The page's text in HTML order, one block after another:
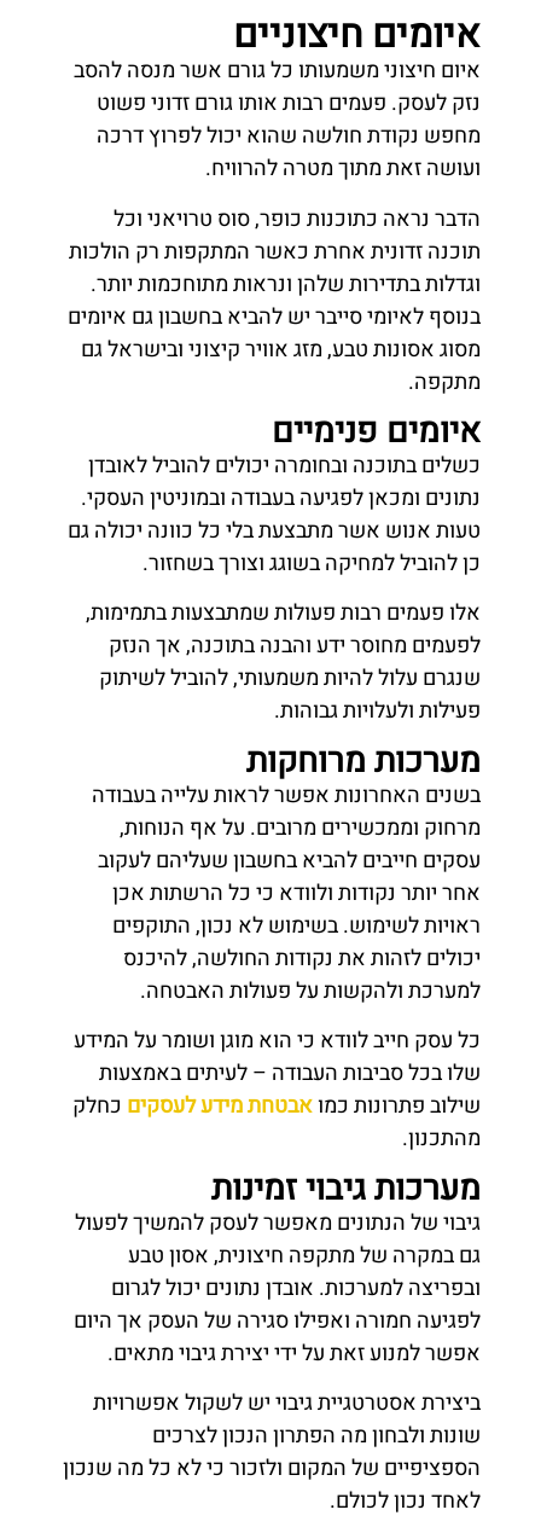
איומים חיצוניים
איום חיצוני משמעותו כל גורם אשר מנסה להסב
נזק לעסק. פעמים רבות אותו גורם זדוני פשוט
מחפש נקודת חולשה שהוא יכול לפרוץ דרכה
ועושה זאת מתוך מטרה להרוויח.
הדבר נראה כתוכנות כופר, סוס טרויאני וכל
תוכנה זדונית אחרת כאשר המתקפות רק הולכות
וגדלות בתדירות שלהן ונראות מתוחכמות יותר.
בנוסף לאיומי סייבר יש להביא בחשבון גם איומים
מסוג אסונות טבע, מזג אוויר קיצוני ובישראל גם
מתקפה.
איומים פנימיים
כשלים בתוכנה ובחומרה יכולים להוביל לאובדן
נתונים ומכאן לפגיעה בעבודה ובמוניטין העסקי.
טעות אנוש אשר מתבצעת בלי כל כוונה יכולה גם
כן להוביל למחיקה בשוגג וצורך בשחזור.
אלו פעמים רבות פעולות שמתבצעות בתמימות,
לפעמים מחוסר ידע והבנה בתוכנה, אך הנזק
שנגרם עלול להיות משמעותי, להוביל לשיתוק
פעילות ולעלויות גבוהות.
מערכות מרוחקות
בשנים האחרונות אפשר לראות עלייה בעבודה
מרחוק וממכשירים מרובים. על אף הנוחות,
עסקים חייבים להביא בחשבון שעליהם לעקוב
אחר יותר נקודות ולוודא כי כל הרשתות אכן
ראויות לשימוש. בשימוש לא נכון, התוקפים
יכולים לזהות את נקודות החולשה, להיכנס
למערכת ולהקשות על פעולות האבטחה.
כל עסק חייב לוודא כי הוא מוגן ושומר על המידע
שלו בכל סביבות העבודה – לעיתים באמצעות
שילוב פתרונות כמואבטחת מידע לעסקים כחלק
מהתכנון.
מערכות גיבוי זמינות
גיבוי של הנתונים מאפשר לעסק להמשיך לפעול
גם במקרה של מתקפה חיצונית, אסון טבע
ובפריצה למערכות. אובדן נתונים יכול לגרום
לפגיעה חמורה ואפילו סגירה של העסק אך היום
אפשר למנוע זאת על ידי יצירת גיבוי מתאים.
ביצירת אסטרטגיית גיבוי יש לשקול אפשרויות
שונות ולבחון מה הפתרון הנכון לצרכים
הספציפיים של המקום ולזכור כי לא כל מה שנכון
לאחד נכון לכולם.